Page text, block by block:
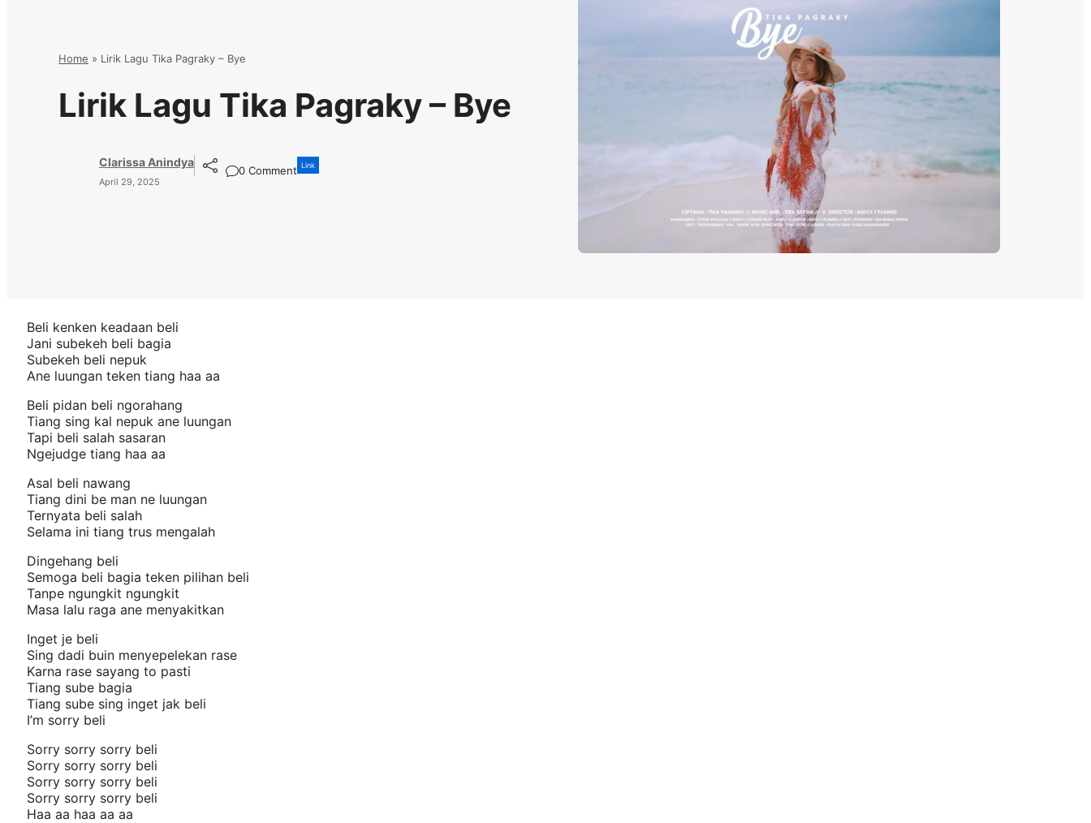
Home » Lirik Lagu Tika Pagraky – Bye
Lirik Lagu Tika Pagraky – Bye
Clarissa Anindya
April 29, 2025
0 Comment Link
Beli kenken keadaan beli
Jani subekeh beli bagia
Subekeh beli nepuk
Ane luungan teken tiang haa aa
Beli pidan beli ngorahang
Tiang sing kal nepuk ane luungan
Tapi beli salah sasaran
Ngejudge tiang haa aa
Asal beli nawang
Tiang dini be man ne luungan
Ternyata beli salah
Selama ini tiang trus mengalah
Dingehang beli
Semoga beli bagia teken pilihan beli
Tanpe ngungkit ngungkit
Masa lalu raga ane menyakitkan
Inget je beli
Sing dadi buin menyepelekan rase
Karna rase sayang to pasti
Tiang sube bagia
Tiang sube sing inget jak beli
I’m sorry beli
Sorry sorry sorry beli
Sorry sorry sorry beli
Sorry sorry sorry beli
Sorry sorry sorry beli
Haa aa haa aa aa